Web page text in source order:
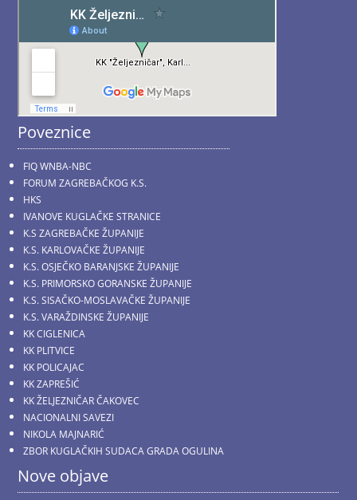
Poveznice
FIQ WNBA-NBC
FORUM ZAGREBAČKOG K.S.
HKS
IVANOVE KUGLAČKE STRANICE
K.S ZAGREBAČKE ŽUPANIJE
K.S. KARLOVAČKE ŽUPANIJE
K.S. OSJEČKO BARANJSKE ŽUPANIJE
K.S. PRIMORSKO GORANSKE ŽUPANIJE
K.S. SISAČKO-MOSLAVAČKE ŽUPANIJE
K.S. VARAŽDINSKE ŽUPANIJE
KK CIGLENICA
KK PLITVICE
KK POLICAJAC
KK ZAPREŠIĆ
KK ŽELJEZNIČAR ČAKOVEC
NACIONALNI SAVEZI
NIKOLA MAJNARIĆ
ZBOR KUGLAČKIH SUDACA GRADA OGULINA
Nove objave